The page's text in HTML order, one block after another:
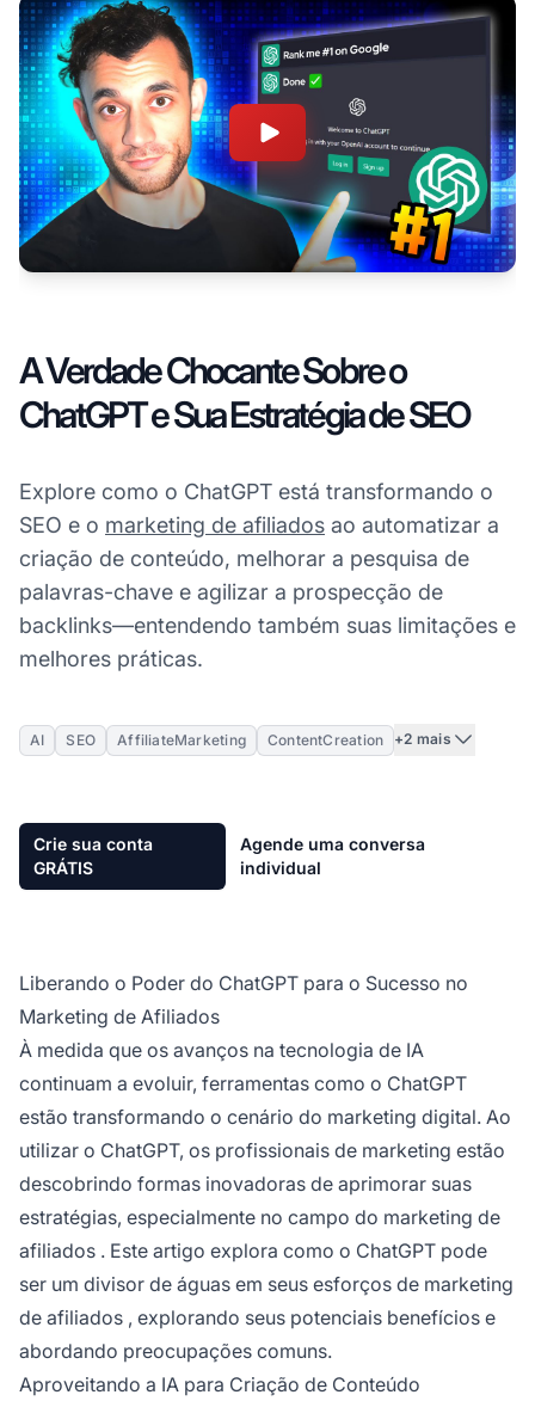
A Verdade Chocante Sobre o
ChatGPT e Sua Estratégia de SEO
Explore como o ChatGPT está transformando o
SEO e o marketing de afiliados ao automatizar a
criação de conteúdo, melhorar a pesquisa de
palavras-chave e agilizar a prospecção de
backlinks—entendendo também suas limitações e
melhores práticas.
AI SEO AffiliateMarketing ContentCreation +2 mais
Crie sua conta
GRÁTIS
Agende uma conversa
individual
Liberando o Poder do ChatGPT para o Sucesso no
Marketing de Afiliados
À medida que os avanços na tecnologia de IA
continuam a evoluir, ferramentas como o ChatGPT
estão transformando o cenário do marketing digital. Ao
utilizar o ChatGPT, os profissionais de marketing estão
descobrindo formas inovadoras de aprimorar suas
estratégias, especialmente no campo do marketing de
afiliados . Este artigo explora como o ChatGPT pode
ser um divisor de águas em seus esforços de marketing
de afiliados , explorando seus potenciais benefícios e
abordando preocupações comuns.
Aproveitando a IA para Criação de Conteúdo